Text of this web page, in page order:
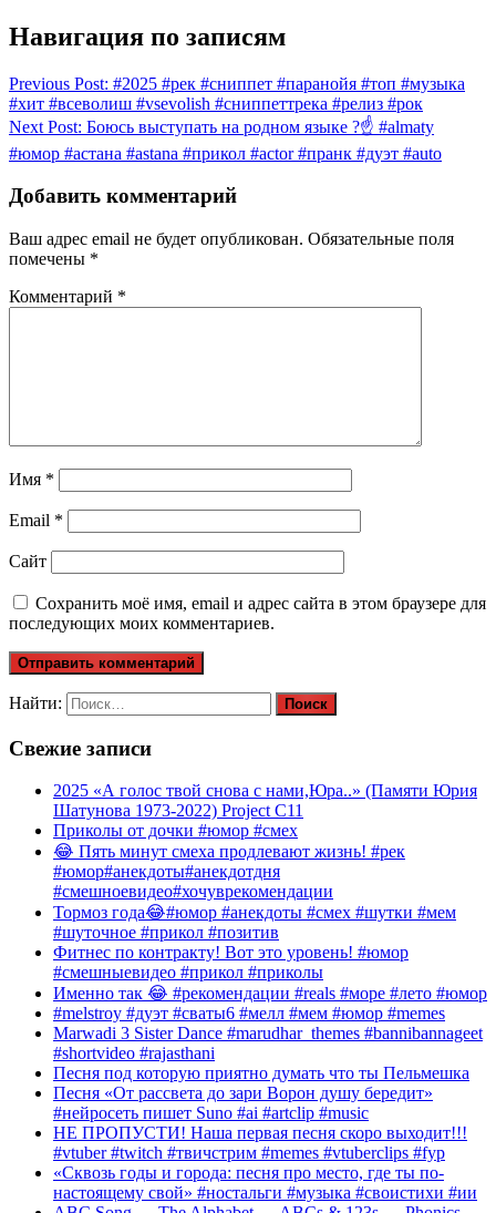
Навигация по записям
Previous Post: #2025 #рек #сниппет #паранойя #топ #музыка
#хит #всеволиш #vsevolish #сниппеттрека #релиз #рок
Next Post: Боюсь выступать на родном языке ?☝️ #almaty
#юмор #астана #astana #прикол #actor #пранк #дуэт #auto
Добавить комментарий
Ваш адрес email не будет опубликован. Обязательные поля
помечены *
Комментарий *
Имя *
Email *
Сайт
Сохранить моё имя, email и адрес сайта в этом браузере для
последующих моих комментариев.
Найти:
Свежие записи
2025 «А голос твой снова с нами,Юра..» (Памяти Юрия
Шатунова 1973-2022) Project C11
Приколы от дочки #юмор #смех
😂 Пять минут смеха продлевают жизнь! #рек
#юмор#анекдоты#анекдотдня
#смешноевидео#хочуврекомендации
Тормоз года😂#юмор #анекдоты #смех #шутки #мем
#шуточное #прикол #позитив
Фитнес по контракту! Вот это уровень! #юмор
#смешныевидео #прикол #приколы
Именно так 😂 #рекомендации #reals #море #лето #юмор
#melstroy #дуэт #сваты6 #мелл #мем #юмор #memes
Marwadi 3 Sister Dance #marudhar_themes #bannibannageet
#shortvideo #rajasthani
Песня под которую приятно думать что ты Пельмешка
Песня «От рассвета до зари Ворон душу бередит»
#нейросеть пишет Suno #ai #artclip #music
НЕ ПРОПУСТИ! Наша первая песня скоро выходит!!!
#vtuber #twitch #твичстрим #memes #vtuberclips #fyp
«Сквозь годы и города: песня про место, где ты по-
настоящему свой» #ностальги #музыка #своистихи #ии